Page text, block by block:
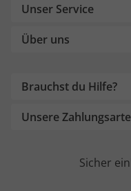
Unser Service
Über uns
Brauchst du Hilfe?
Unsere
Sicher